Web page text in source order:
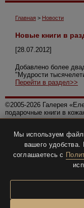
Главная > Новости
Новые книги в
[28.07.2012]
Добавлено более
"Мудрости
Перейти в раздел>>
©2005-2026 Галерея
подарочные книги в
Политика
Все права защищены.
Разработка и дизайн
Мы используем
вашего
соглашаетесь с